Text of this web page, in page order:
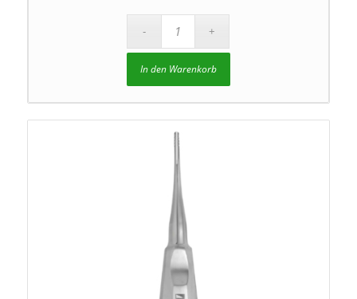
In den Warenkorb